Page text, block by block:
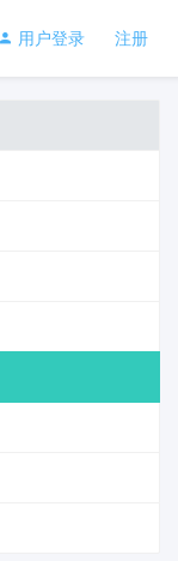
注册
用户登录